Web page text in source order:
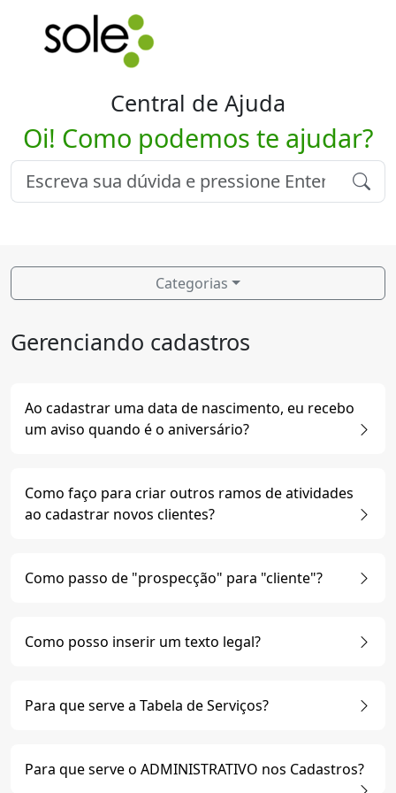
Central de Ajuda
Oi! Como podemos te ajudar?
Categorias
Gerenciando cadastros
Ao cadastrar uma data de nascimento, eu recebo
um aviso quando é o aniversário?
Como faço para criar outros ramos de atividades
ao cadastrar novos clientes?
Como passo de "prospecção" para "cliente"?
Como posso inserir um texto legal?
Para que serve a Tabela de Serviços?
Para que serve o ADMINISTRATIVO nos Cadastros?